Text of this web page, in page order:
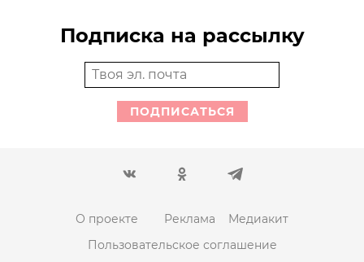
Подписка на рассылку
ПОДПИСАТЬСЯ
О проекте Реклама
Медиакит
Пользовательское соглашение